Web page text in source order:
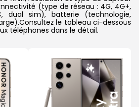
(type de réseau : 4G, 4G+,
dual sim), batterie (technologie,
le tableau ci-dessous
téléphones dans le détail.